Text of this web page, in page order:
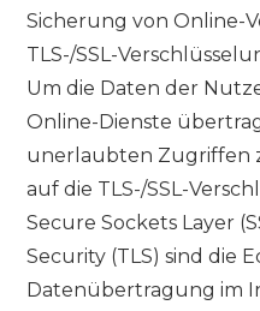
Sicherung von Online-
TLS-/SSL-
Um die Daten der
Online-Dienste
unerlaubten Zugriffen
auf die TLS-/SSL-
Secure Sockets Layer
Security (TLS) sind die
Datenübertragung im